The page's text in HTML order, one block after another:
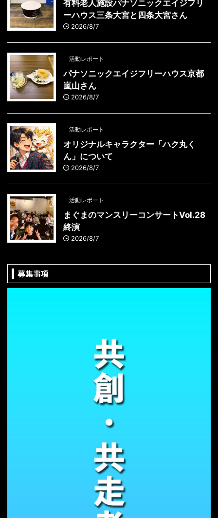
有料老人施設パナソニックエイジフリ
ーハウス三条大宮と四条大宮さん
2026/8/7
活動レポート
パナソニックエイジフリーハウス京都
嵐山さん
2026/8/7
活動レポート
オリジナルキャラクター「ハク丸く
ん」について
2026/8/7
活動レポート
まぐまのマンスリーコンサートVol.28
終演
2026/8/7
募集事項